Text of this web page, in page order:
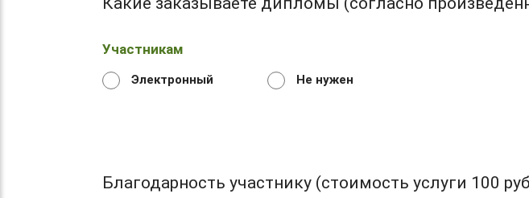
Участникам
Электронный Не нужен
Благодарность участнику (стоимость услуги 100